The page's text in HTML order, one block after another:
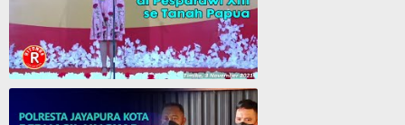
Cantika Manurung Raih Medali Emas di Pesparawi XIII se Tanah Papua